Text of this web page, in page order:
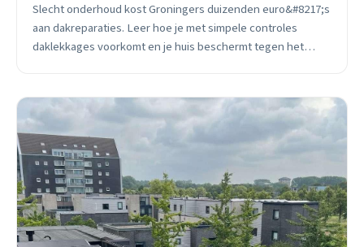
Slecht onderhoud kost Groningers duizenden euro&#8217;s
aan dakreparaties. Leer hoe je met simpele controles
daklekkages voorkomt en je huis beschermt tegen het